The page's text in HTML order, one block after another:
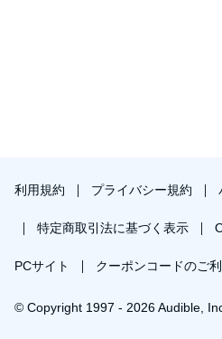
利用規約 プライバシー規約
特定商取引法に基づく表示
PCサイト クーポンコードのご
© Copyright 1997 - 2026 Audible,